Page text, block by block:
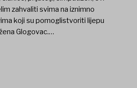
zahvaliti svima na iznimno
koji su pomoglistvoriti lijepu
Glogovac.…